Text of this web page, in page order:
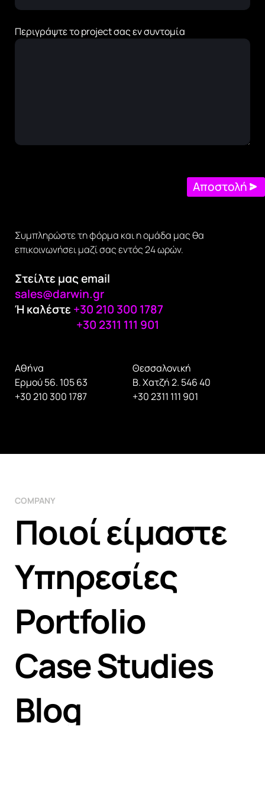
Συμπληρώστε τη φόρμα και η ομάδα μας θα
επικοινωνήσει μαζί σας εντός 24 ωρών.
Στείλτε μας email
sales@darwin.gr
Ή καλέστε+30 210 300 1787
+30 2311 111 901
Αθήνα
Ερμού 56. 105 63
+30 210 300 1787
Θεσσαλονική
Β. Χατζή 2. 546 40
+30 2311 111 901
Περιγράψτε το project σας εν συντομία
Αποστολή
COMPANY
Ποιοί είμαστε
Υπηρεσίες
Portfolio
Case Studies
Blog